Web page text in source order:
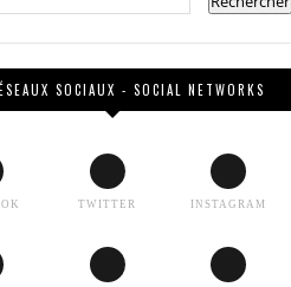
SOCIAUX - SOCIAL NETWORKS
TWITTER INSTAGRAM